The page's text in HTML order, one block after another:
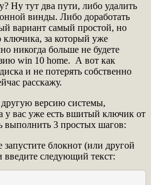
Ну тут два пути, либо удалить
винды. Либо доработать
вариант самый простой, но
ключика, за который уже
никогда больше не будете
win 10 home. А вот как
и не потерять собственно
расскажу.
версию системы,
у вас уже есть вшитый ключик от
выполнить 3 простых шагов:
блокнот (или другой
введите следующий текст: